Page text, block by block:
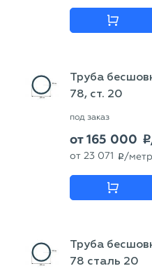
Труба
78, ст. 20
под заказ
от165 000 p
от 23 071 p /метр
Труба
78 сталь 20